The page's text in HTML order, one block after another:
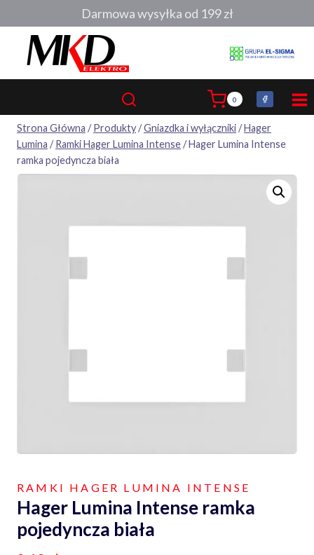
do
0
Strona Główna / Produkty/Gniazdka i wyłączniki/Hager
Lumina / Ramki Hager Lumina Intense/Hager Lumina Intense
ramka pojedyncza biała
RAMKI HAGER LUMINA INTENSE
Hager Lumina Intense ramka
pojedyncza biała
Darmowa wysyłka od 199 zł